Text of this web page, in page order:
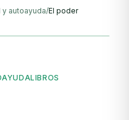
autoayuda/El poder
LIBROS